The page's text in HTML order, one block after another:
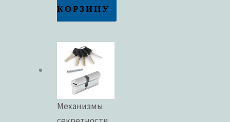
КОРЗИНУ
Механизмы